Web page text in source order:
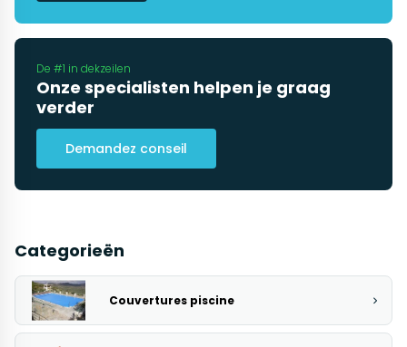
De #1 in dekzeilen
Onze specialisten helpen je graag
verder
Demandez conseil
Categorieën
Couvertures piscine